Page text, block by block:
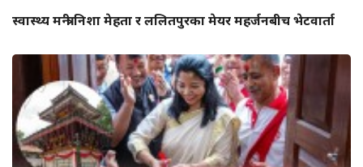
स्वास्थ्य मन्त्री निशा मेहता र ललितपुरका मेयर महर्जनबीच भेटवार्ता